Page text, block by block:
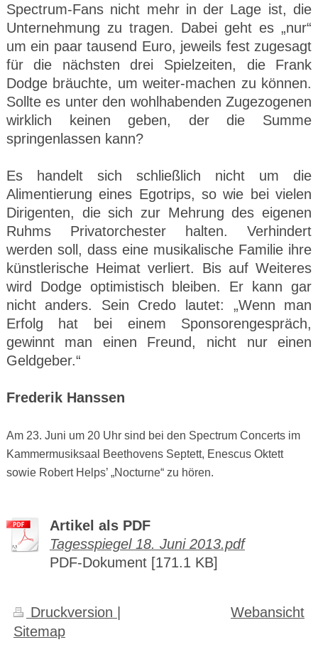
Spectrum-Fans nicht mehr in der Lage ist, die
Unternehmung zu tragen. Dabei geht es „nur“
um ein paar tausend Euro, jeweils fest zugesagt
für die nächsten drei Spielzeiten, die Frank
Dodge bräuchte, um weiter-machen zu können.
Sollte es unter den wohlhabenden Zugezogenen
wirklich keinen geben, der die Summe
springenlassen kann?
Es handelt sich schließlich nicht um die
Alimentierung eines Egotrips, so wie bei vielen
Dirigenten, die sich zur Mehrung des eigenen
Ruhms Privatorchester halten. Verhindert
werden soll, dass eine musikalische Familie ihre
künstlerische Heimat verliert. Bis auf Weiteres
wird Dodge optimistisch bleiben. Er kann gar
nicht anders. Sein Credo lautet: „Wenn man
Erfolg hat bei einem Sponsorengespräch,
gewinnt man einen Freund, nicht nur einen
Geldgeber.“
Frederik Hanssen
Am 23. Juni um 20 Uhr sind bei den Spectrum Concerts im
Kammermusiksaal Beethovens Septett, Enescus Oktett
sowie Robert Helps’ „Nocturne“ zu hören.
Artikel als PDF
Tagesspiegel 18. Juni 2013.pdf
PDF-Dokument [171.1 KB]
Druckversion
Sitemap
Webansicht